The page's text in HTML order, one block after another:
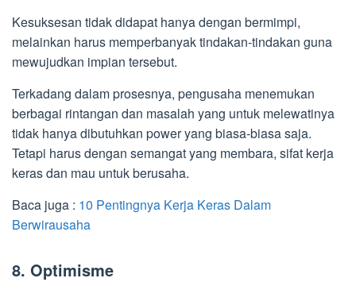
Kesuksesan tidak didapat hanya dengan bermimpi,
melainkan harus memperbanyak tindakan-tindakan guna
mewujudkan impian tersebut.
Terkadang dalam prosesnya, pengusaha menemukan
berbagai rintangan dan masalah yang untuk melewatinya
tidak hanya dibutuhkan power yang biasa-biasa saja.
Tetapi harus dengan semangat yang membara, sifat kerja
keras dan mau untuk berusaha.
Baca juga : 10 Pentingnya Kerja Keras Dalam
Berwirausaha
8. Optimisme